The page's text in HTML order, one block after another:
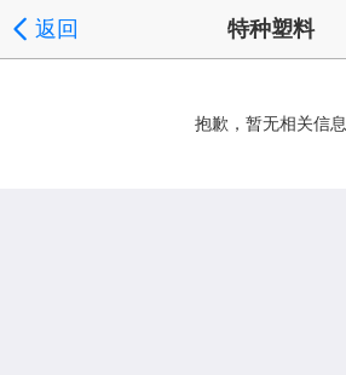
返回 特种塑料
抱歉，暂无相关信息